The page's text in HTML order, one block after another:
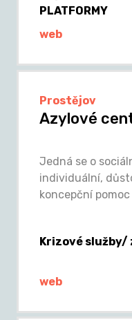
PLATFORMY
web
Prostějov
Azylové
Jedná se o
individuální,
koncepční pomoc
Krizové
web